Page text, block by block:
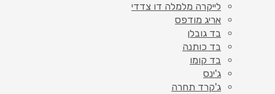
לייקרה מלמלה דו צדדי
אריג מודפס
בד גובלן
בד כותנה
בד קומו
ג'ינס
ג'קרד תחרה